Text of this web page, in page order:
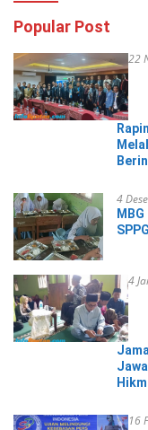
Popular Post
22
4
4
16